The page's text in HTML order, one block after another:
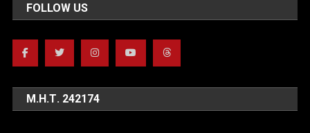
FOLLOW US
Μ.Η.Τ. 242174